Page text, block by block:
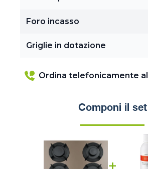
Foro incasso
Griglie in dotazione
Ordina telefonicamente al
Componi il set